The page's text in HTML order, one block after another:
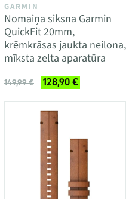
GARMIN
Nomaiņa siksna Garmin
QuickFit 20mm,
krēmkrāsas jaukta neilona,
mīksta zelta aparatūra
149,99 € 128,90 €